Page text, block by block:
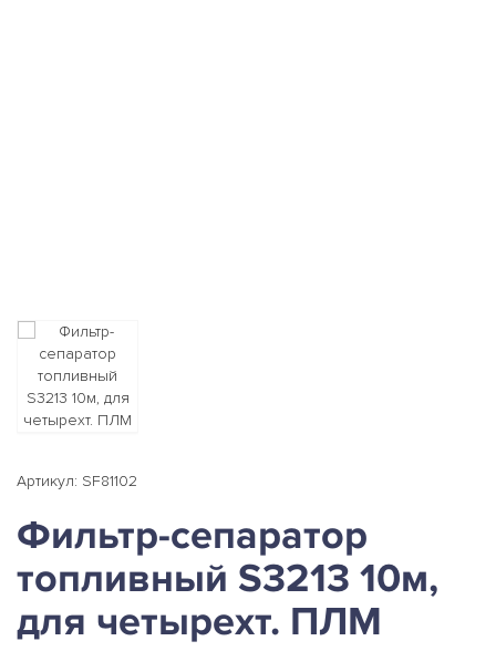
Артикул: SF81102
Фильтр-сепаратор
топливный S3213 10м,
для четырехт. ПЛМ